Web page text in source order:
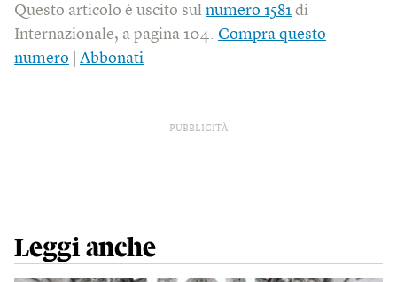
Questo articolo è uscito sul numero 1581 di
Internazionale, a pagina 104. Compra questo
numero
Abbonati
PUBBLICITÀ
Leggi anche